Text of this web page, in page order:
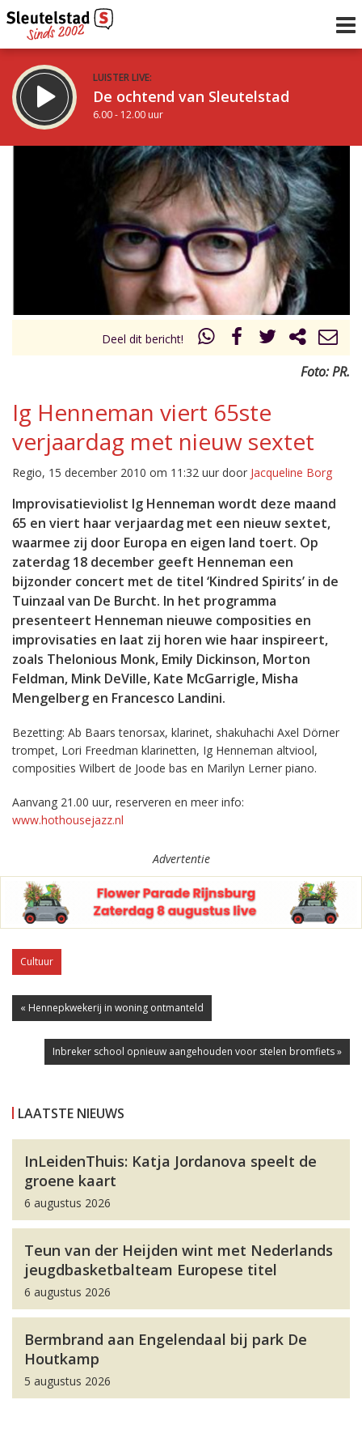
LUISTER LIVE:
De ochtend van Sleutelstad
6.00 - 12.00 uur
De middag van Sleutelstad
uur 1 van 0 Volgend uur
Deel dit bericht!
Foto: PR.
Ig Henneman viert 65ste
verjaardag met nieuw sextet
Regio, 15 december 2010 om 11:32 uur door Jacqueline Borg
Improvisatieviolist Ig Henneman wordt deze maand
65 en viert haar verjaardag met een nieuw sextet,
waarmee zij door Europa en eigen land toert. Op
zaterdag 18 december geeft Henneman een
bijzonder concert met de titel ‘Kindred Spirits’ in de
Tuinzaal van De Burcht. In het programma
presenteert Henneman nieuwe composities en
improvisaties en laat zij horen wie haar inspireert,
zoals Thelonious Monk, Emily Dickinson, Morton
Feldman, Mink DeVille, Kate McGarrigle, Misha
Mengelberg en Francesco Landini.
Bezetting: Ab Baars tenorsax, klarinet, shakuhachi Axel Dörner
trompet, Lori Freedman klarinetten, Ig Henneman altviool,
composities Wilbert de Joode bas en Marilyn Lerner piano.
Aanvang 21.00 uur, reserveren en meer info:
www.hothousejazz.nl
Advertentie
Cultuur
« Hennepkwekerij in woning ontmanteld
Inbreker school opnieuw aangehouden voor stelen bromfiets »
LAATSTE NIEUWS
InLeidenThuis: Katja Jordanova speelt de
groene kaart
6 augustus 2026
Teun van der Heijden wint met Nederlands
jeugdbasketbalteam Europese titel
6 augustus 2026
Bermbrand aan Engelendaal bij park De
Houtkamp
5 augustus 2026